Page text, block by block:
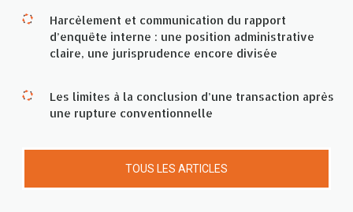
Harcèlement et communication du rapport
d’enquête interne : une position administrative
claire, une jurisprudence encore divisée
Les limites à la conclusion d’une transaction après
une rupture conventionnelle
TOUS LES ARTICLES